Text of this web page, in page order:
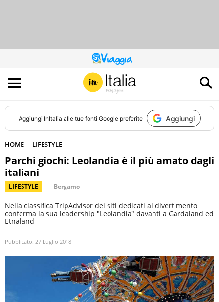
QUESTO
SITO
CONTRIBUISCE
ALL’AUDIENCE
DI
Aggiungi InItalia alle tue fonti Google preferite Aggiungi
HOME LIFESTYLE
Parchi giochi: Leolandia è il più amato dagli
italiani
LIFESTYLE Bergamo
Nella classifica TripAdvisor dei siti dedicati al divertimento
conferma la sua leadership "Leolandia" davanti a Gardaland ed
Etnaland
Pubblicato: 27 Luglio 2018